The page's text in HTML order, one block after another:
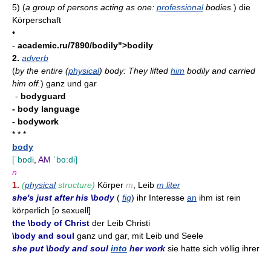
5) (a group of persons acting as one: professionalbodies. ) die
Körperschaft
•
- academic.ru/7890/bodily">bodily
2. adverb
(by the entire (physical) body: They lifted him bodily and carried
him off.) ganz und gar
- bodyguard
- body language
- bodywork
* * *
body
[ˈbɒdi AM ˈbɑ:di]
n
1. (physicalstructure) Körper m , Leib m liter
she's just after his \body( fig) ihr Interesse an ihm ist rein
körperlich [o sexuell]
the \body of Christ der Leib Christi
\body and soul ganz und gar, mit Leib und Seele
she put \body and soul into her work sie hatte sich völlig ihrer